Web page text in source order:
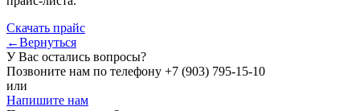
Скачать прайс
←Вернуться
У Вас остались вопросы?
Позвоните нам по телефону +7 (903) 795-15-10
или
Напишите нам